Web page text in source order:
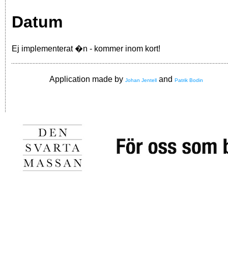
Datum
Ej implementerat �n - kommer inom kort!
Application made by Johan Jentell and Patrik Bodin